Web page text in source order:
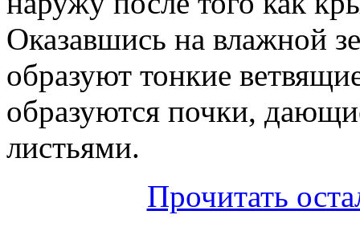
Оказавшись на влажной
образуют тонкие
образуются почки,
листьями.
Прочитать